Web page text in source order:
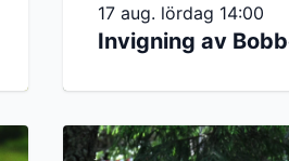
17 aug. lördag 14:00
Invigning av